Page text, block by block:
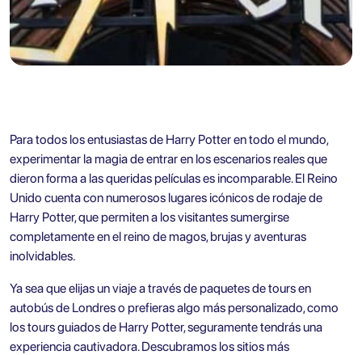
Para todos los entusiastas de Harry Potter en todo el mundo,
experimentar la magia de entrar en los escenarios reales que
dieron forma a las queridas películas es incomparable. El Reino
Unido cuenta con numerosos lugares icónicos de rodaje de
Harry Potter, que permiten a los visitantes sumergirse
completamente en el reino de magos, brujas y aventuras
inolvidables.
Ya sea que elijas un viaje a través de paquetes de tours en
autobús de Londres o prefieras algo más personalizado, como
los tours guiados de Harry Potter, seguramente tendrás una
experiencia cautivadora. Descubramos los sitios más